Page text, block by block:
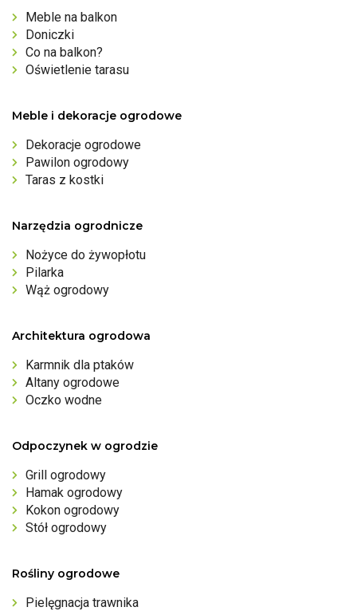
Meble na balkon
Doniczki
Co na balkon?
Oświetlenie tarasu
Meble i dekoracje ogrodowe
Dekoracje ogrodowe
Pawilon ogrodowy
Taras z kostki
Narzędzia ogrodnicze
Nożyce do żywopłotu
Pilarka
Wąż ogrodowy
Architektura ogrodowa
Karmnik dla ptaków
Altany ogrodowe
Oczko wodne
Odpoczynek w ogrodzie
Grill ogrodowy
Hamak ogrodowy
Kokon ogrodowy
Stół ogrodowy
Rośliny ogrodowe
Pielęgnacja trawnika